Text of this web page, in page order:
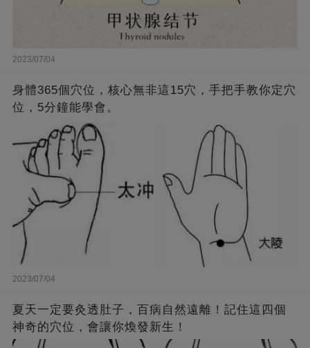
2023/07/04
身體365個穴位，核心無非這15穴，手把手教你定穴
位，5分鐘能學會。
2023/07/04
夏天一定要灸透肚子，百病自然遠離！記住這四個
神奇的穴位，會讓你煥發新生！